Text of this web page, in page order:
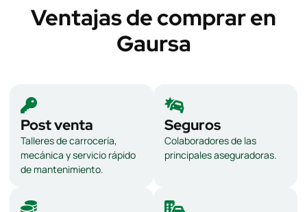
Ventajas de comprar en
Gaursa
Post venta
Talleres de carrocería,
mecánica y servicio rápido
de mantenimiento.
Seguros
Colaboradores de las
principales aseguradoras.